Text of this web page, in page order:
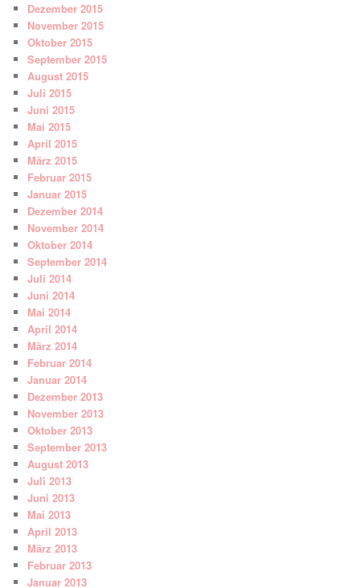
Dezember 2015
November 2015
Oktober 2015
September 2015
August 2015
Juli 2015
Juni 2015
Mai 2015
April 2015
März 2015
Februar 2015
Januar 2015
Dezember 2014
November 2014
Oktober 2014
September 2014
Juli 2014
Juni 2014
Mai 2014
April 2014
März 2014
Februar 2014
Januar 2014
Dezember 2013
November 2013
Oktober 2013
September 2013
August 2013
Juli 2013
Juni 2013
Mai 2013
April 2013
März 2013
Februar 2013
Januar 2013